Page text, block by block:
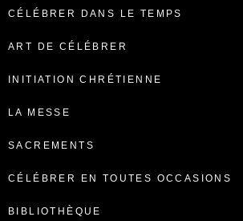
CÉLÉBRER DANS LE TEMPS
ART DE CÉLÉBRER
INITIATION CHRÉTIENNE
LA MESSE
SACREMENTS
CÉLÉBRER EN TOUTES OCCASIONS
BIBLIOTHÈQUE